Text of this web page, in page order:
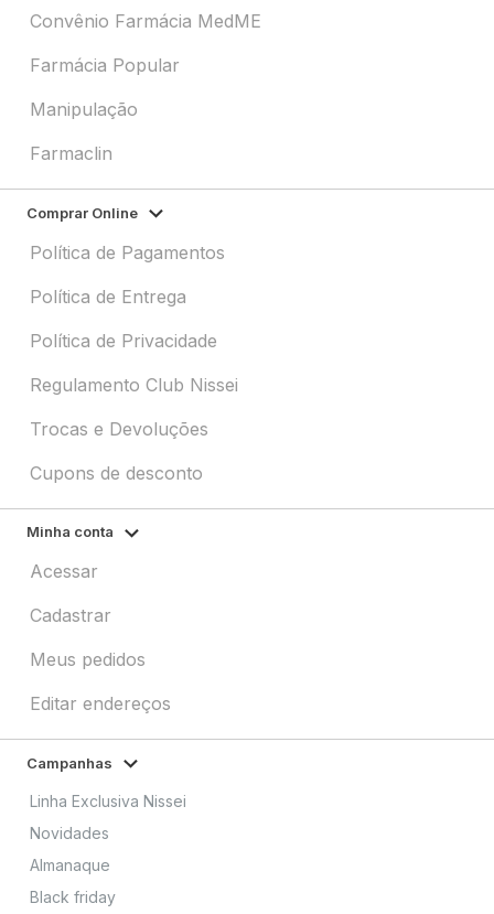
Convênio Farmácia MedME
Farmácia Popular
Manipulação
Farmaclin
Comprar Online
Política de Pagamentos
Política de Entrega
Política de Privacidade
Regulamento Club Nissei
Trocas e Devoluções
Cupons de desconto
Minha conta
Acessar
Cadastrar
Meus pedidos
Editar endereços
Campanhas
Linha Exclusiva Nissei
Novidades
Almanaque
Black friday